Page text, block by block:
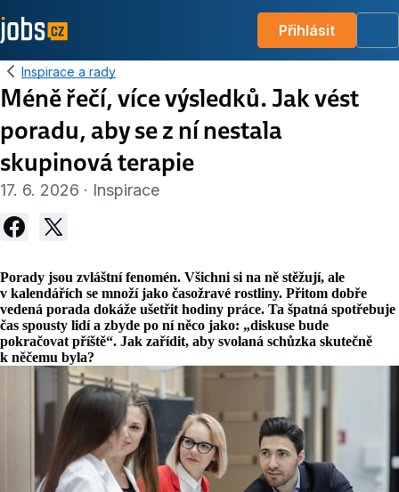
Přihlásit
Inspirace a rady
Méně řečí, více výsledků. Jak vést
poradu, aby se z ní nestala
skupinová terapie
17. 6. 2026 · Inspirace
Porady jsou zvláštní fenomén. Všichni si na ně stěžují, ale
v kalendářích se množí jako časožravé rostliny. Přitom dobře
vedená porada dokáže ušetřit hodiny práce. Ta špatná spotřebuje
čas spousty lidí a zbyde po ní něco jako: „diskuse bude
pokračovat příště“. Jak zařídit, aby svolaná schůzka skutečně
k něčemu byla?